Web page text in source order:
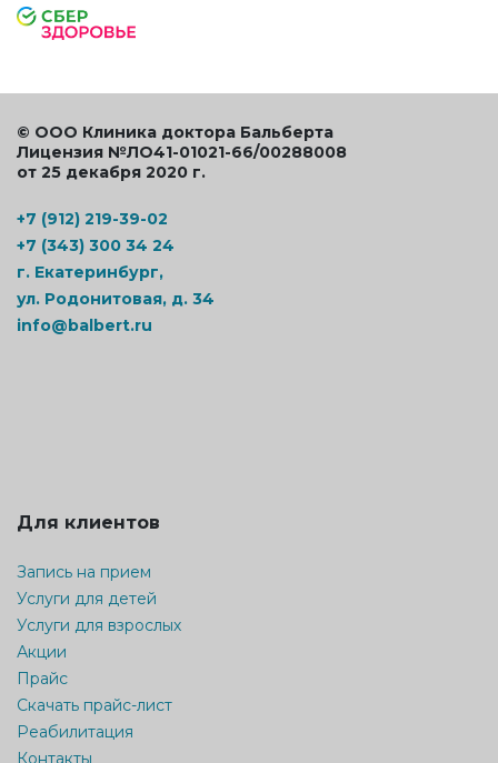
© ООО Клиника доктора Бальберта
Лицензия №ЛО41-01021-66/00288008
от 25 декабря 2020 г.
+7 (912) 219-39-02
+7 (343) 300 34 24
г. Екатеринбург,
ул. Родонитовая, д. 34
info@balbert.ru
Для клиентов
Запись на прием
Услуги для детей
Услуги для взрослых
Акции
Прайс
Скачать прайс-лист
Реабилитация
Контакты